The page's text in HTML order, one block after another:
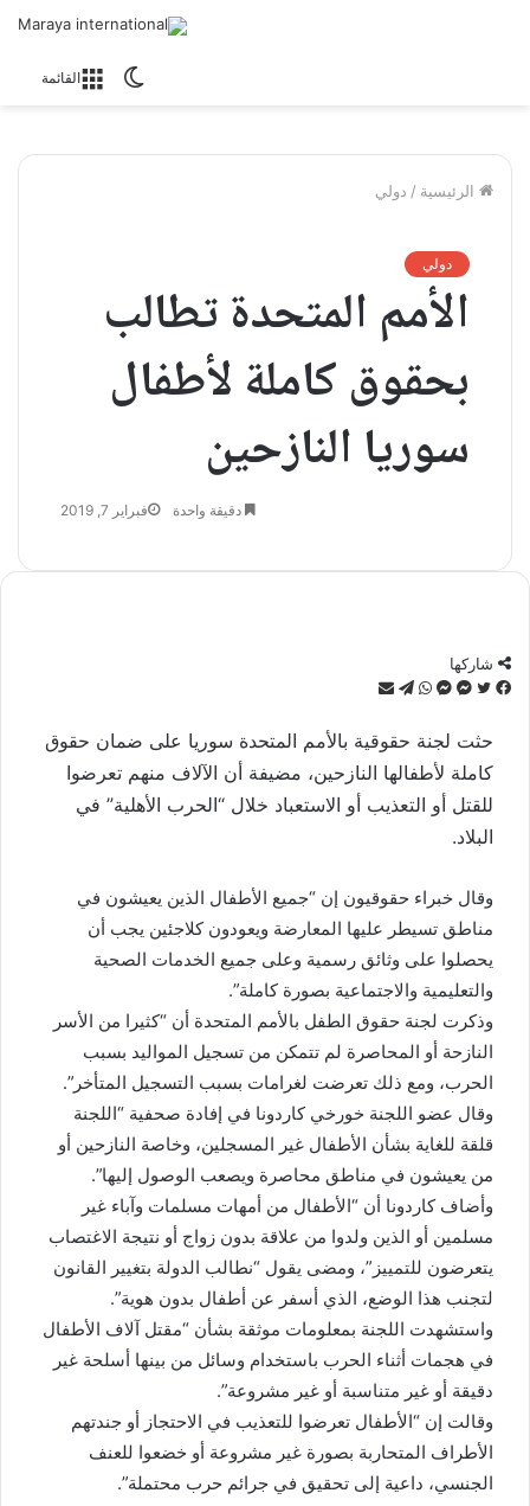
القائمةالوضع
الرئيسية / دولي
دولي
الأمم المتحدة تطالب
بحقوق كاملة لأطفال
سوريا النازحين
فبراير 7, 2019 دقيقة واحدة
شاركها
فيسبوك
تويترماسنجر
ماسنجر
واتسابتيلقرام
مشاركة
البريد
حثت لجنة حقوقية بالأمم المتحدة سوريا على ضمان حقوق
كاملة لأطفالها النازحين، مضيفة أن الآلاف منهم تعرضوا
للقتل أو التعذيب أو الاستعباد خلال “الحرب الأهلية” في
البلاد.
وقال خبراء حقوقيون إن “جميع الأطفال الذين يعيشون في
مناطق تسيطر عليها المعارضة ويعودون كلاجئين يجب أن
يحصلوا على وثائق رسمية وعلى جميع الخدمات الصحية
والتعليمية والاجتماعية بصورة كاملة”.
وذكرت لجنة حقوق الطفل بالأمم المتحدة أن “كثيرا من الأسر
النازحة أو المحاصرة لم تتمكن من تسجيل المواليد بسبب
الحرب، ومع ذلك تعرضت لغرامات بسبب التسجيل المتأخر”.
وقال عضو اللجنة خورخي كاردونا في إفادة صحفية “اللجنة
قلقة للغاية بشأن الأطفال غير المسجلين، وخاصة النازحين أو
من يعيشون في مناطق محاصرة ويصعب الوصول إليها”.
وأضاف كاردونا أن “الأطفال من أمهات مسلمات وآباء غير
مسلمين أو الذين ولدوا من علاقة بدون زواج أو نتيجة الاغتصاب
يتعرضون للتمييز”، ومضى يقول “نطالب الدولة بتغيير القانون
لتجنب هذا الوضع، الذي أسفر عن أطفال بدون هوية”.
واستشهدت اللجنة بمعلومات موثقة بشأن “مقتل آلاف الأطفال
في هجمات أثناء الحرب باستخدام وسائل من بينها أسلحة غير
دقيقة أو غير متناسبة أو غير مشروعة”.
وقالت إن “الأطفال تعرضوا للتعذيب في الاحتجاز أو جندتهم
الأطراف المتحاربة بصورة غير مشروعة أو خضعوا للعنف
الجنسي، داعية إلى تحقيق في جرائم حرب محتملة”.